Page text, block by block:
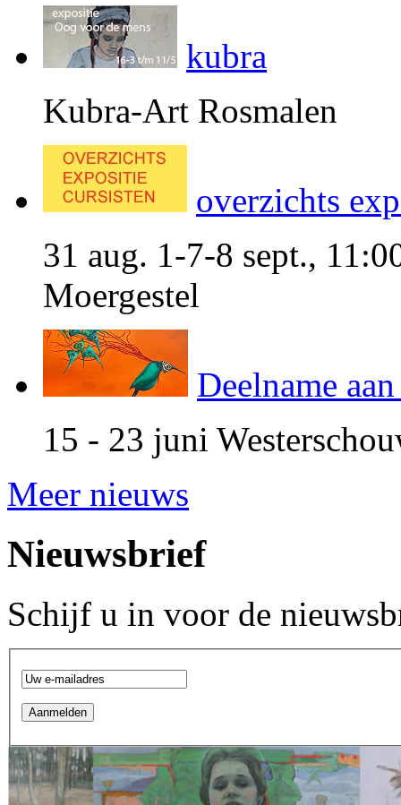
kubra
Kubra-Art Rosmalen
overzichts
31 aug. 1-7-8 sept.,
Moergestel
Deelname
15 - 23 juni
Meer nieuws
Nieuwsbrief
Schijf u in voor de